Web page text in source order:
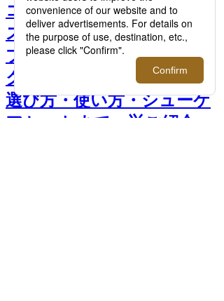
コロンブス他、伊勢丹メン
ズ館の人気シューケア3大
ブランドのベストセラー靴
クリーム。気になる評判・
選び方・使い方・シューケ
アセットまで一挙ご紹介